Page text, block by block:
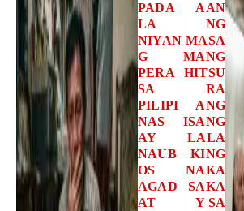
PADA
LA
NIYAN
G
PERA
SA
PILIPI
NAS
AY
NAUB
OS
AGAD
AT
AAN
NG
MASA
MANG
HITSU
RA
ANG
ISANG
LALA
KING
NAKA
SAKA
Y SA